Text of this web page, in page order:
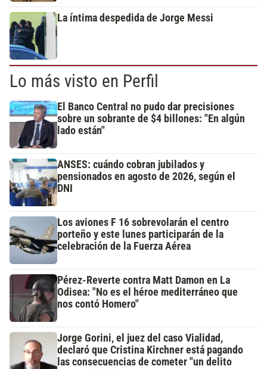
La íntima despedida de Jorge Messi
Lo más visto en Perfil
El Banco Central no pudo dar precisiones
sobre un sobrante de $4 billones: "En algún
lado están"
ANSES: cuándo cobran jubilados y
pensionados en agosto de 2026, según el
DNI
Los aviones F 16 sobrevolarán el centro
porteño y este lunes participarán de la
celebración de la Fuerza Aérea
Pérez-Reverte contra Matt Damon en La
Odisea: "No es el héroe mediterráneo que
nos contó Homero"
Jorge Gorini, el juez del caso Vialidad,
declaró que Cristina Kirchner está pagando
las consecuencias de cometer "un delito